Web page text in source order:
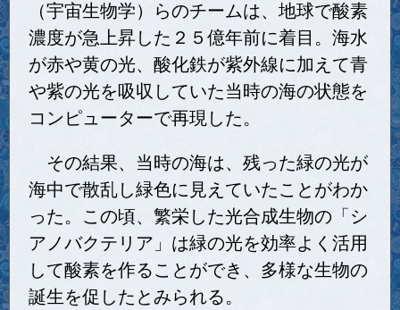
（宇宙生物学）らのチームは、地球で酸素
濃度が急上昇した２５億年前に着目。海水
が赤や黄の光、酸化鉄が紫外線に加えて青
や紫の光を吸収していた当時の海の状態を
コンピューターで再現した。
その結果、当時の海は、残った緑の光が
海中で散乱し緑色に見えていたことがわか
った。この頃、繁栄した光合成生物の「シ
アノバクテリア」は緑の光を効率よく活用
して酸素を作ることができ、多様な生物の
誕生を促したとみられる。